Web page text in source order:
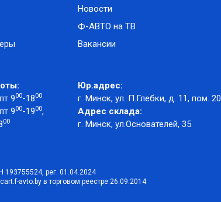
Новости
Ф-АВТО на ТВ
Вакансии
900-1800
900-1900,
00
Юр.адрес:
г. Минск, ул. П.Глебки, д. 11, пом. 20
Адрес склада:
г. Минск, ул.Основателей, 35
рег. 01.04.2024
avto.by в торговом реестре 26.09.2014